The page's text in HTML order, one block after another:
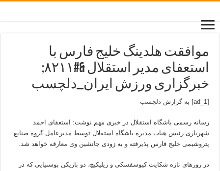
موافقت هلدینگ خلیج فارس با
استعفای مدیر استقلال &#۸۲۱۱;
خبرگزاری ورزش ایران_دلچسب
[ad_1] به گزارش دلچسب
رسانه رسمی باشگاه استقلال در خبری مهم نوشت: استعفای احمد
شهریاری رئیس هیات مدیره باشگاه استقلال توسط مدیرعامل گروه صنایع
پتروشیمی خلیج فارس پذیرفته و به زودی جانشین وی معارفه خواهد شد.
در روزهای تازه شکایت کیوسفسکی و زیلیکیچ، دو بازیکن بوسنیایی که در